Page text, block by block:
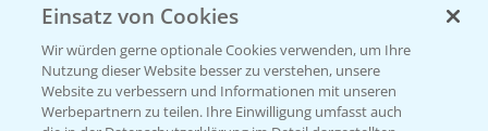
Beratung auf WhatsApp
T.+49 (0)174 346 564 1
KONTAKT
Einsatz von Cookies
Wir würden gerne optionale Cookies verwenden, um Ihre
Nutzung dieser Website besser zu verstehen, unsere
Website zu verbessern und Informationen mit unseren
Werbepartnern zu teilen. Ihre Einwilligung umfasst auch